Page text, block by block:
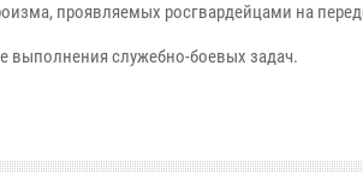
проявляемых росгвардейцами на
выполнения служебно-боевых задач.